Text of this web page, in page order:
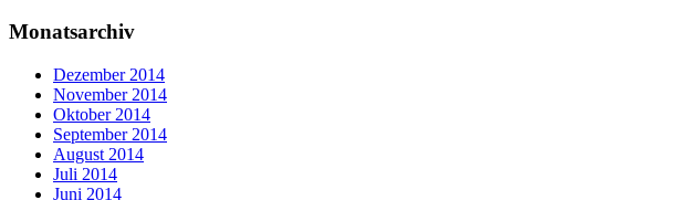
Monatsarchiv
Dezember 2014
November 2014
Oktober 2014
September 2014
August 2014
Juli 2014
Juni 2014